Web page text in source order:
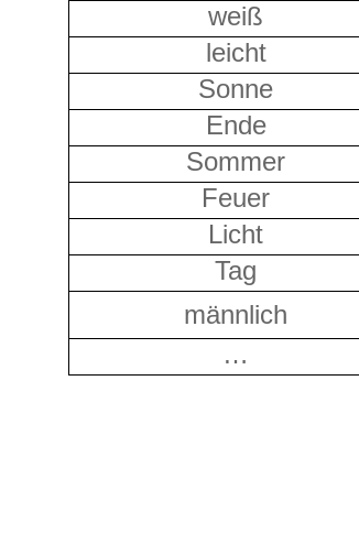
weiß
leicht
Sonne
Ende
Sommer
Feuer
Licht
Tag
männlich
…